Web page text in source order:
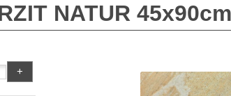
NATUR 45x90cm